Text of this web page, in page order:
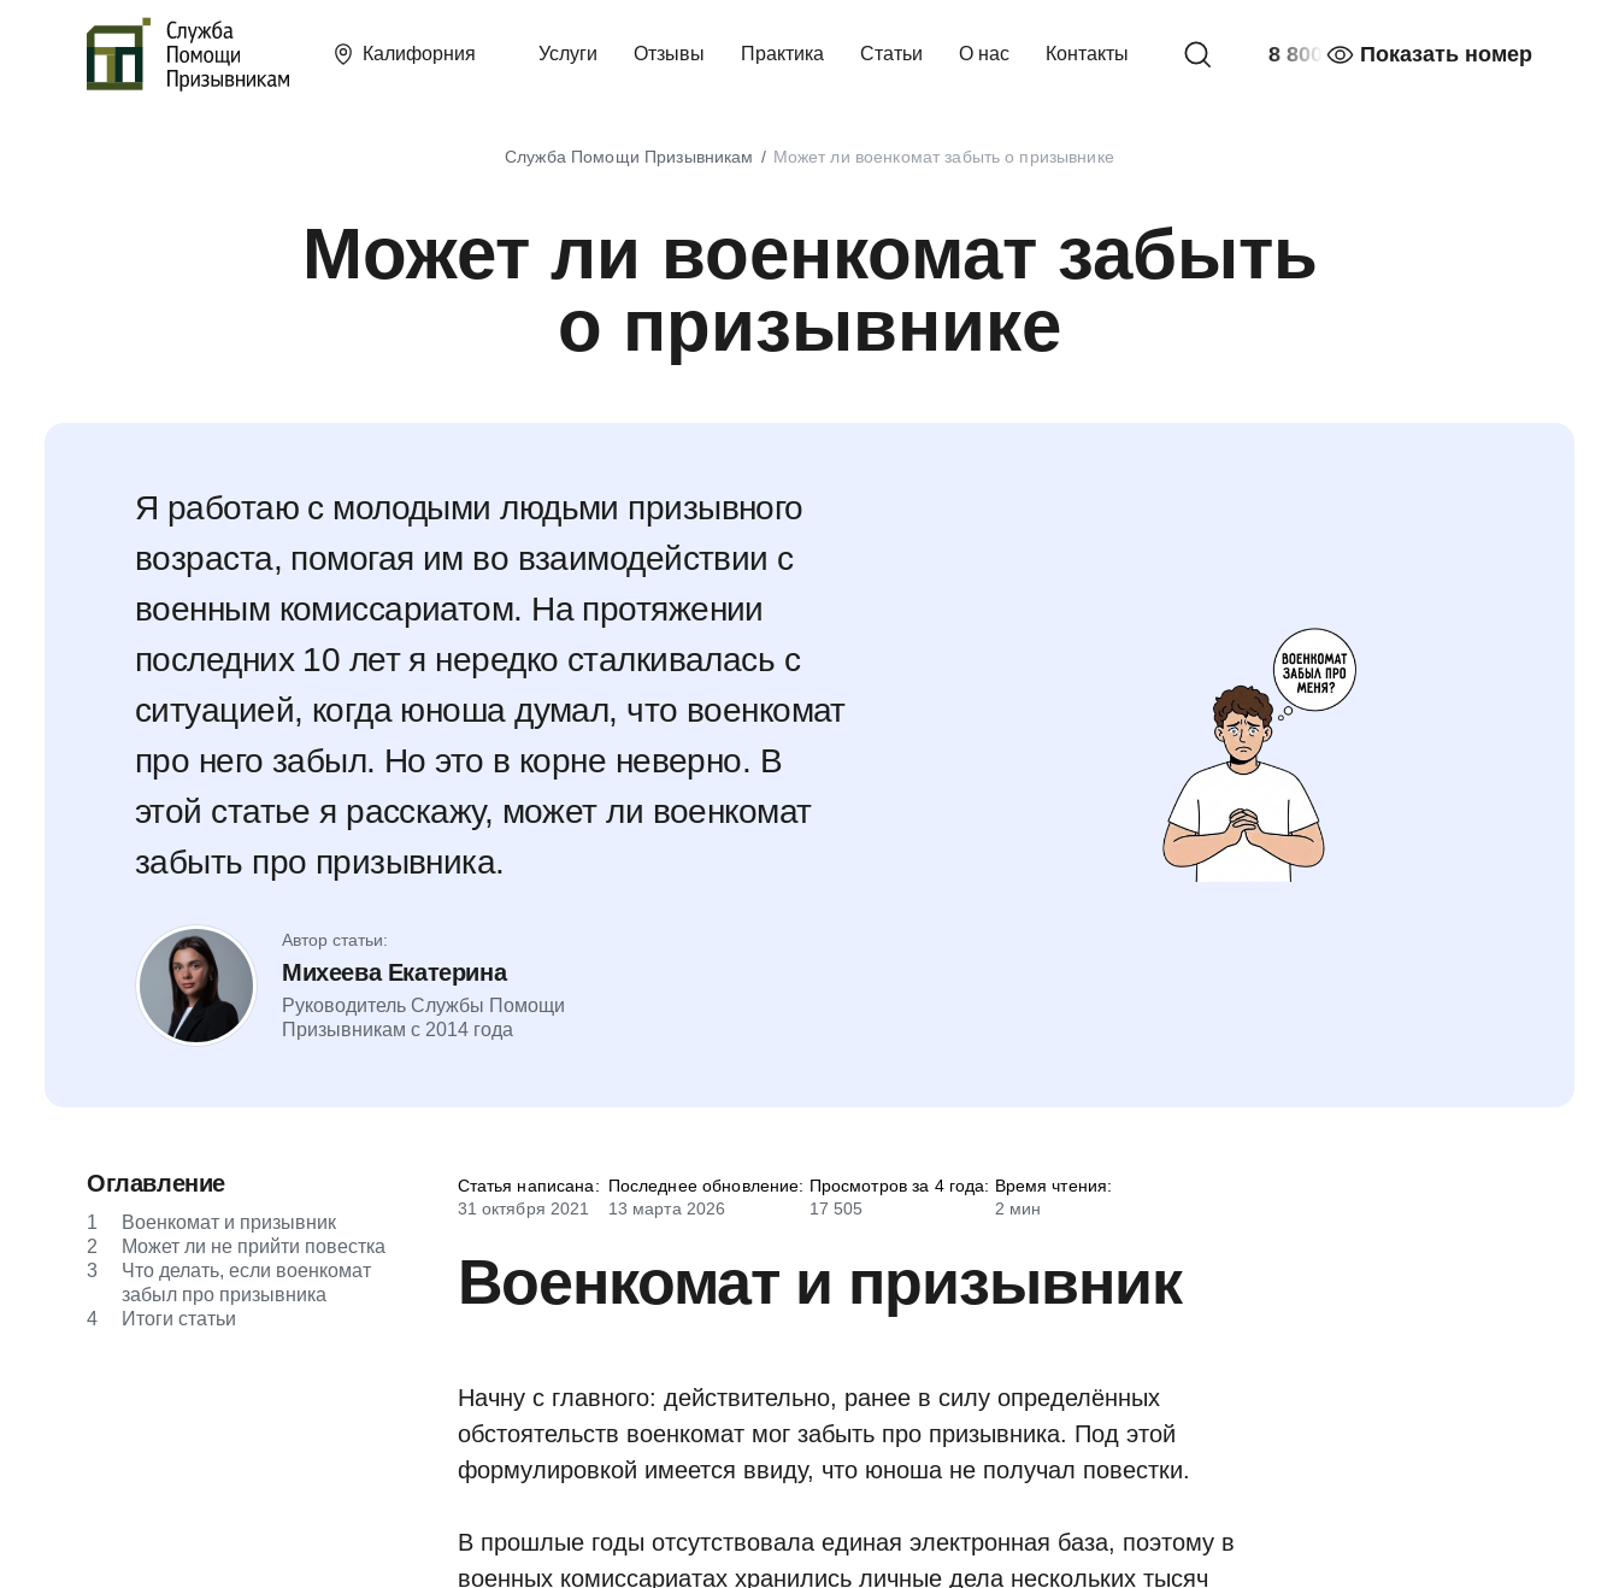
Калифорния Услуги Отзывы Практика Статьи О нас Контакты 8 800 Показать номер
Служба Помощи Призывникам Может ли военкомат забыть о призывнике
Может ли военкомат забыть
о призывнике
Я работаю с молодыми людьми призывного
возраста, помогая им во взаимодействии с
военным комиссариатом. На протяжении
последних 10 лет я нередко сталкивалась с
ситуацией, когда юноша думал, что военкомат
про него забыл. Но это в корне неверно. В
этой статье я расскажу, может ли военкомат
забыть про призывника.
Автор статьи:
Михеева Екатерина
Руководитель Службы Помощи
Призывникам с 2014 года
Статья написана:
31 октября 2021
Последнее обновление:
13 марта 2026
Просмотров за 4 года:
17 505
Время чтения:
2 мин
Оглавление
1
Военкомат и призывник
2
Может ли не прийти повестка
3
Что делать, если военкомат
забыл про призывника
4
Итоги статьи
Военкомат и призывник
Начну с главного: действительно, ранее в силу определённых
обстоятельств военкомат мог забыть про призывника. Под этой
формулировкой имеется ввиду, что юноша не получал повестки.
В прошлые годы отсутствовала единая электронная база, поэтому в
военных комиссариатах хранились личные дела нескольких тысяч